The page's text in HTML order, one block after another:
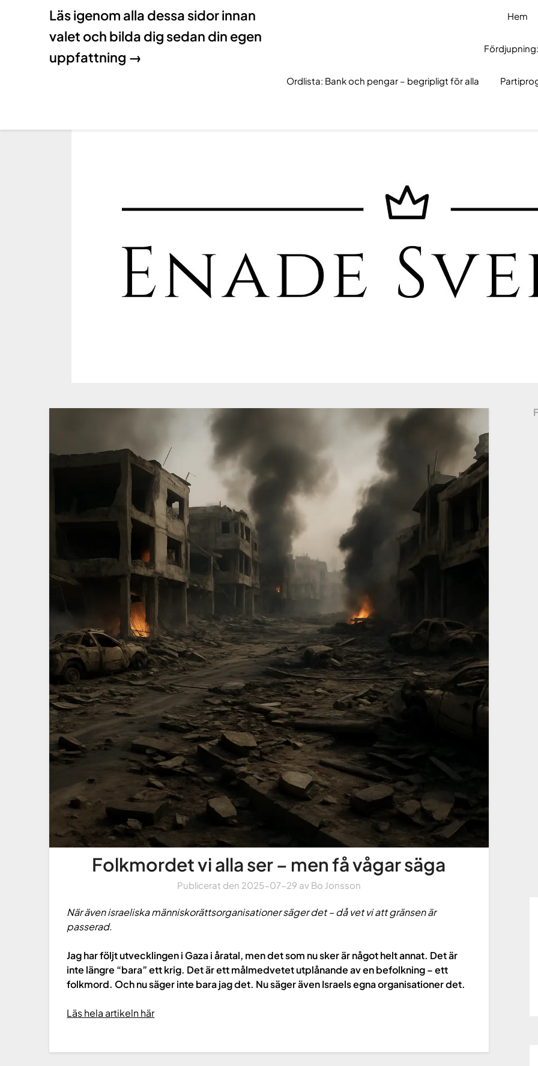
Läs igenom alla dessa sidor innan
valet och bilda dig sedan din egen
uppfattning →
Hem
Ordlista: Bank och pengar – begripligt för alla
Folkmordet vi alla ser – men få vågar säga
Publicerat den 2025-07-29 av Bo Jonsson
När även israeliska människorättsorganisationer säger det – då vet vi att gränsen är
passerad.
Jag har följt utvecklingen i Gaza i åratal, men det som nu sker är något helt annat. Det är
inte längre “bara” ett krig. Det är ett målmedvetet utplånande av en befolkning – ett
folkmord. Och nu säger inte bara jag det. Nu säger även Israels egna organisationer det.
Läs hela artikeln här